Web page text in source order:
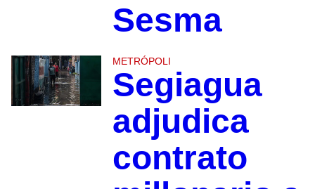
Sesma
METRÓPOLI
Segiagua
adjudica
contrato